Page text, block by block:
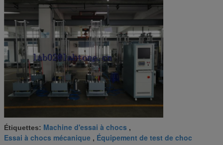
Étiquettes: Machine d'essai à chocs ,
Essai à chocs mécanique , Équipement de test de choc